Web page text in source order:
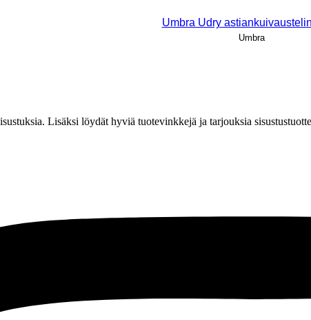
Umbra Udry
Umbra
Lisäksi löydät hyviä tuotevinkkejä ja tarjouksia